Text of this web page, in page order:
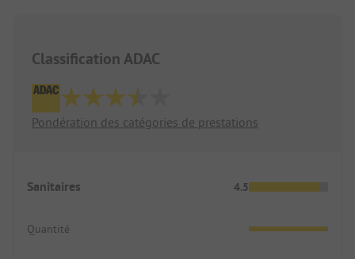
Classification ADAC
Pondération des catégories de prestations
Sanitaires 4.5
Quantité